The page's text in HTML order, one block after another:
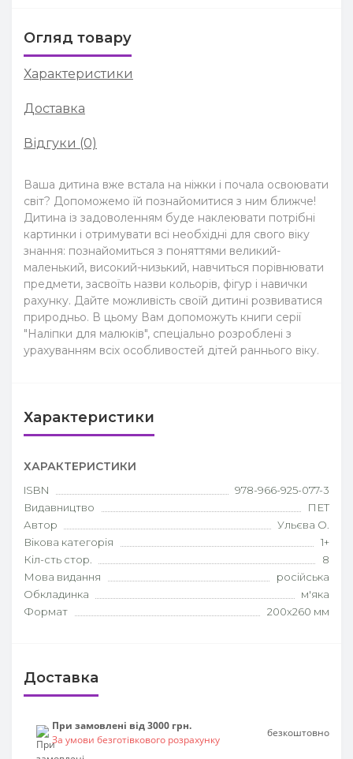
Огляд товару
Характеристики
Доставка
Відгуки (0)
Ваша дитина вже встала на ніжки і почала освоювати
світ? Допоможемо їй познайомитися з ним ближче!
Дитина із задоволенням буде наклеювати потрібні
картинки і отримувати всі необхідні для свого віку
знання: познайомиться з поняттями великий-
маленький, високий-низький, навчиться порівнювати
предмети, засвоїть назви кольорів, фігур і навички
рахунку. Дайте можливість своїй дитині розвиватися
природньо. В цьому Вам допоможуть книги серії
"Наліпки для малюків", спеціально розроблені з
урахуванням всіх особливостей дітей раннього віку.
Характеристики
ХАРАКТЕРИСТИКИ
ISBN
978-966-925-077-3
Видавництво
ПЕТ
Автор
Ульєва О.
Вікова категорія
1+
Кіл-сть стор.
8
Мова видання
російська
Обкладинка
м'яка
Формат
200х260 мм
Доставка
При замовлені від 3000 грн.
За умови безготівкового розрахунку
безкоштовно